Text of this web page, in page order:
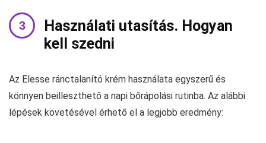
Használati utasítás. Hogyan
kell szedni
Az Elesse ránctalanító krém használata egyszerű és
könnyen beilleszthető a napi bőrápolási rutinba. Az alábbi
lépések követésével érhető el a legjobb eredmény: